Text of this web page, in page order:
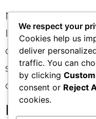
Non. Autorisez
IA réputés et
d’expertise
sensibles.
claire, révisée
Le PDF
We respect your
Cookies help us
deliver
traffic. You can
by clicking
consent or Reject
cookies.